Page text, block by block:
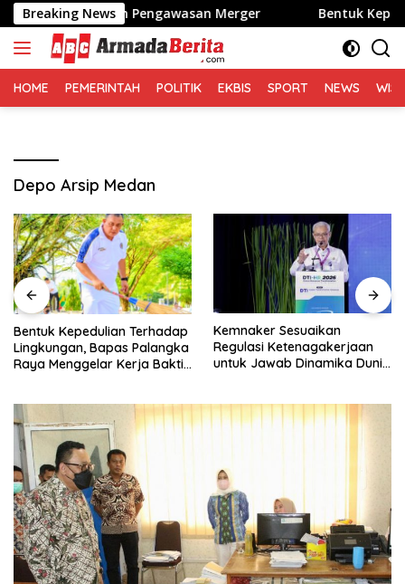
Langsung
ke
konten
Breaking News
dalam Pengawasan Merger Bentuk Kepedulian
HOME PEMERINTAH POLITIK EKBIS SPORT NEWS
Depo Arsip Medan
Bentuk Kepedulian Terhadap
Lingkungan, Bapas Palangka
Raya Menggelar Kerja Bakti
Kemnaker Sesuaikan
Regulasi Ketenagakerjaan
untuk Jawab Dinamika Dunia